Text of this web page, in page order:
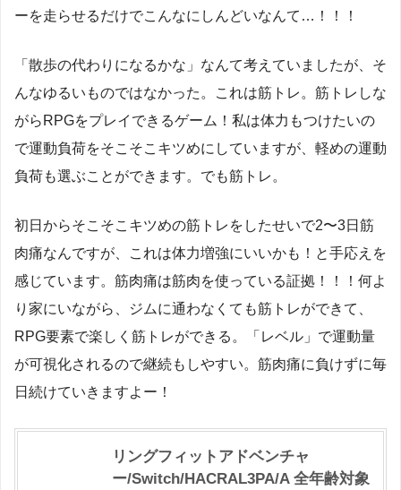
ーを走らせるだけでこんなにしんどいなんて…！！！
「散歩の代わりになるかな」なんて考えていましたが、そ
んなゆるいものではなかった。これは筋トレ。筋トレしな
がらRPGをプレイできるゲーム！私は体力もつけたいの
で運動負荷をそこそこキツめにしていますが、軽めの運動
負荷も選ぶことができます。でも筋トレ。
初日からそこそこキツめの筋トレをしたせいで2〜3日筋
肉痛なんですが、これは体力増強にいいかも！と手応えを
感じています。筋肉痛は筋肉を使っている証拠！！！何よ
り家にいながら、ジムに通わなくても筋トレができて、
RPG要素で楽しく筋トレができる。「レベル」で運動量
が可視化されるので継続もしやすい。筋肉痛に負けずに毎
日続けていきますよー！
リングフィットアドベンチャ
ー/Switch/HACRAL3PA/A 全年齢対象